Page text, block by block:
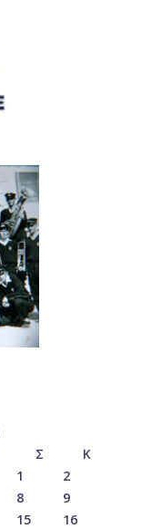
Σ
Κ
1
2
8
9
15
16